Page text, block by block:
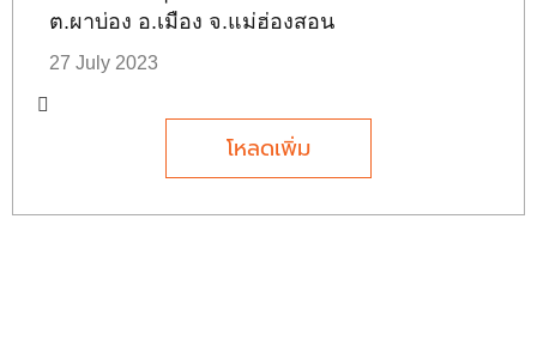
ต.ผาบ่อง อ.เมือง จ.แม่ฮ่องสอน
27 July 2023
โหลดเพิ่ม